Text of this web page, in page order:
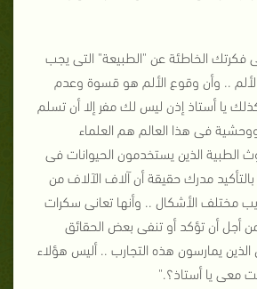
الخاطئة عن "الطبيعة" التى يجب
.. وأن وقوع الألم هو قسوة وعدم
يا أستاذ إذن ليس لك مفر إلا أن تسلم
فى هذا العالم هم العلماء
الطبية الذين يستخدمون الحيوانات فى
بالتأكيد مدرك حقيقة أن آلاف الآلاف من
مختلف الأشكال .. وأنها تعانى سكرات
أجل أن تؤكد أو تنفى بعض الحقائق
الذين يمارسون هذه التجارب .. أليس هؤلاء
معى يا أستاذ؟."